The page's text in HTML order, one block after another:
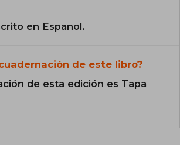
en Español.
de este libro?
de esta edición es Tapa